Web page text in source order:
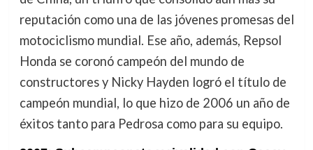
reputación como una de las jóvenes promesas del
motociclismo mundial. Ese año, además, Repsol
Honda se coronó campeón del mundo de
constructores y Nicky Hayden logró el título de
campeón mundial, lo que hizo de 2006 un año de
éxitos tanto para Pedrosa como para su equipo.